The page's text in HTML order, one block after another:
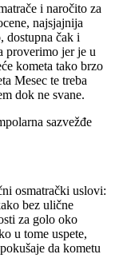
i naročito za
najsjajnija
dostupna čak i
proverimo jer je u
kometa tako brzo
Mesec te treba
dok ne svane.
sazvežđe
osmatrački uslovi:
bez ulične
za golo oko
u tome uspete,
da kometu